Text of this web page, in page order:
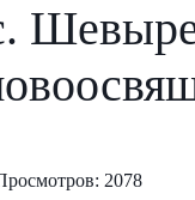
2078